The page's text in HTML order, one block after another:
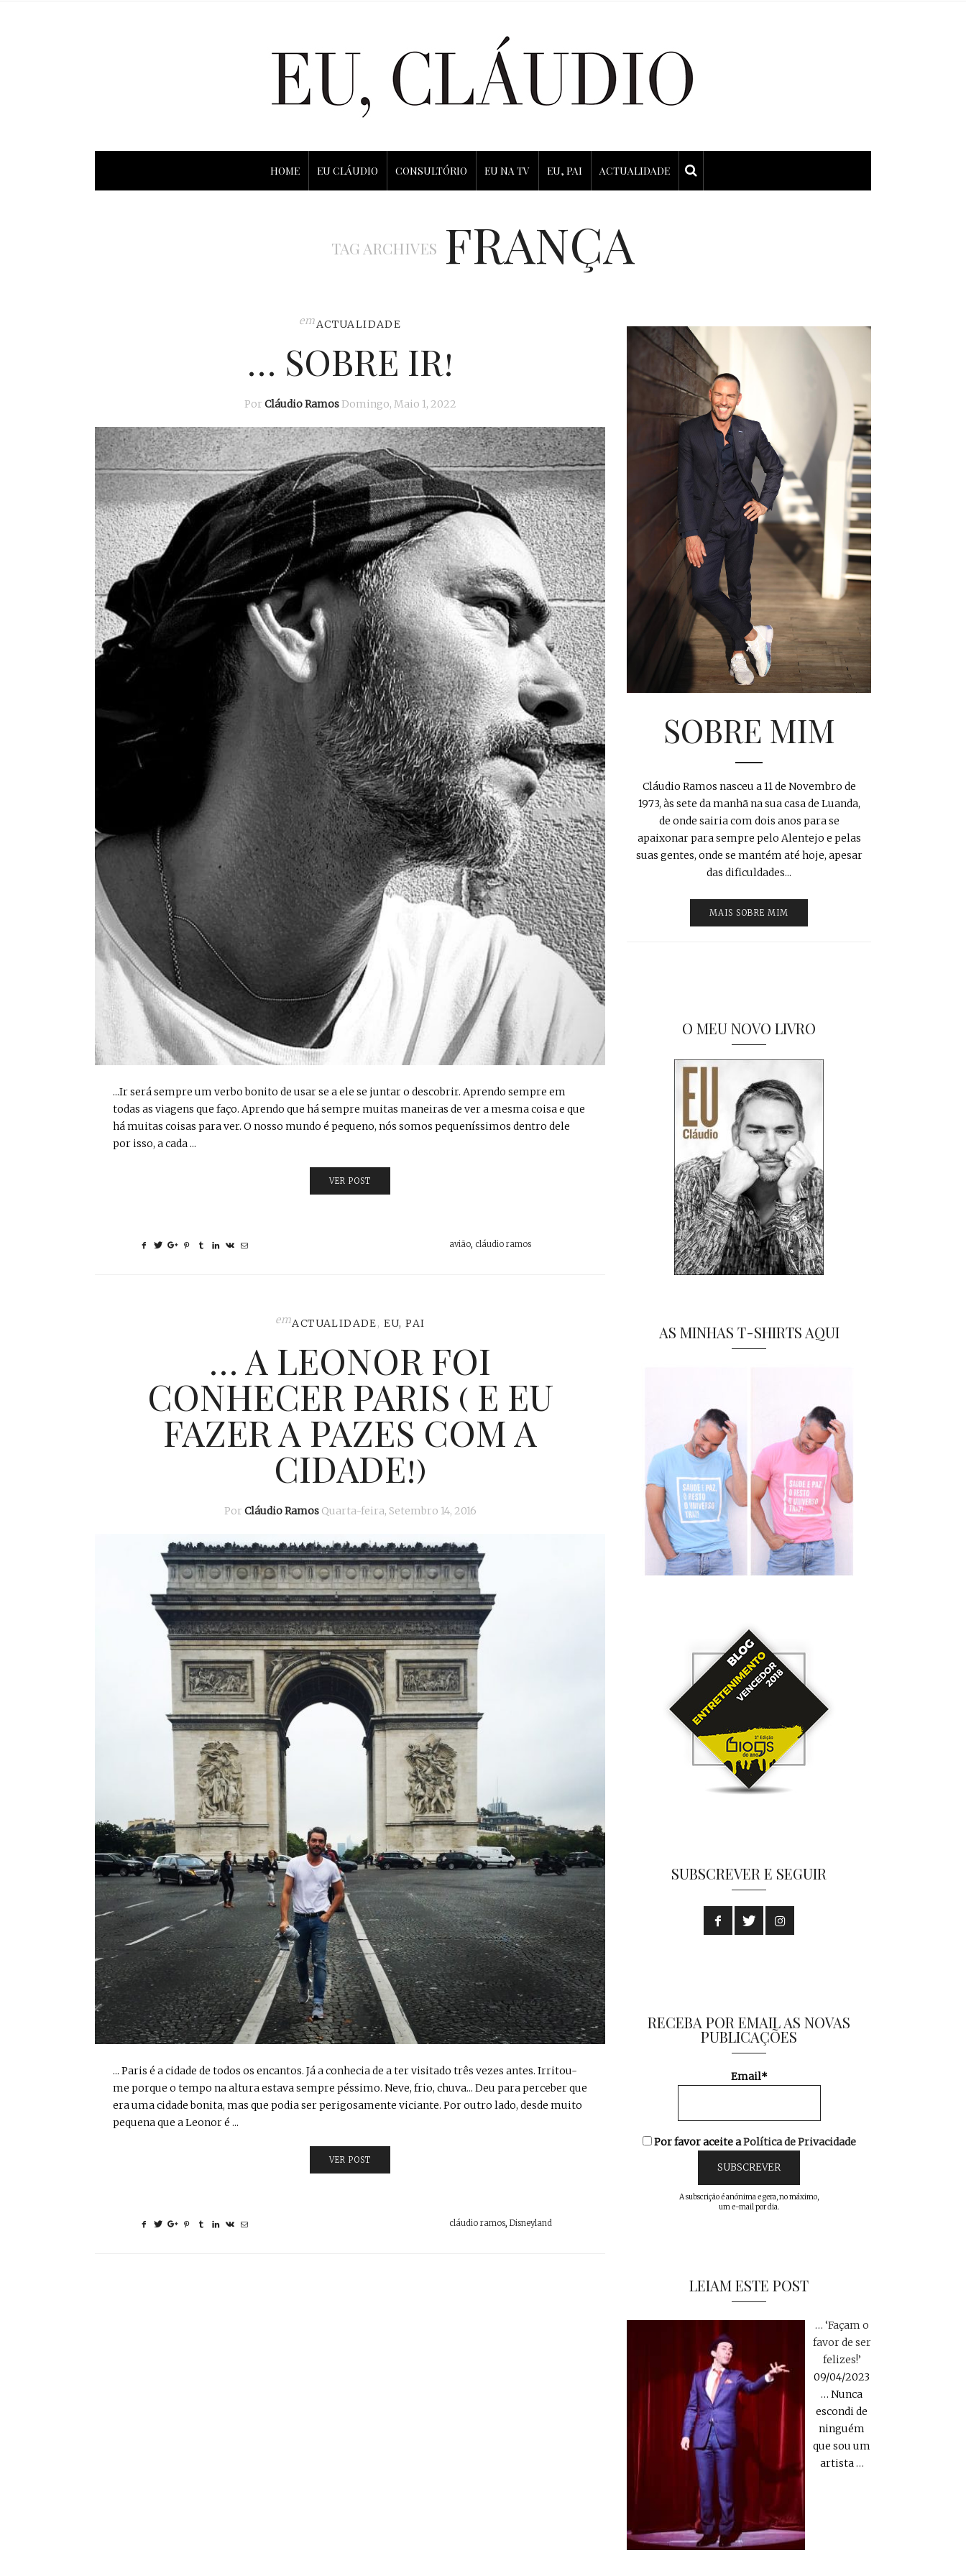
HOME EU CLÁUDIO CONSULTÓRIO EU NA TV EU, PAI ACTUALIDADE
TAG ARCHIVES FRANÇA
emACTUALIDADE
… SOBRE IR!
Por Cláudio RamosDomingo, Maio 1, 2022
...Ir será sempre um verbo bonito de usar se a ele se juntar o descobrir. Aprendo sempre em
todas as viagens que faço. Aprendo que há sempre muitas maneiras de ver a mesma coisa e que
há muitas coisas para ver. O nosso mundo é pequeno, nós somos pequeníssimos dentro dele
por isso, a cada ...
VER POST
avião cláudio ramos
emACTUALIDADE, EU, PAI
… A LEONOR FOI
CONHECER PARIS ( E EU
FAZER A PAZES COM A
CIDADE!)
Por Cláudio Ramos Quarta-feira, Setembro 14, 2016
... Paris é a cidade de todos os encantos. Já a conhecia de a ter visitado três vezes antes. Irritou-
me porque o tempo na altura estava sempre péssimo. Neve, frio, chuva... Deu para perceber que
era uma cidade bonita, mas que podia ser perigosamente viciante. Por outro lado, desde muito
pequena que a Leonor é ...
VER POST
cláudio ramos ,Disneyland
SOBRE MIM
Cláudio Ramos nasceu a 11 de Novembro de
1973, às sete da manhã na sua casa de Luanda,
de onde sairia com dois anos para se
apaixonar para sempre pelo Alentejo e pelas
suas gentes, onde se mantém até hoje, apesar
das dificuldades...
MAIS SOBRE MIM
O MEU NOVO LIVRO
AS MINHAS T-SHIRTS AQUI
SUBSCREVER E SEGUIR
RECEBA POR EMAIL AS NOVAS
PUBLICAÇÕES
Email*
Por favor aceite aPolítica de Privacidade
A subscrição é anónima e gera, no máximo,
um e-mail por dia.
LEIAM ESTE POST
… ‘Façam o
favor de ser
felizes!’
09/04/2023
… Nunca
escondi de
ninguém
que sou um
artista…